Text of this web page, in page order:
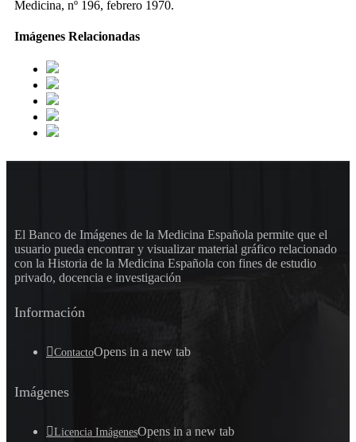
Medicina, nº 196, febrero 1970.
Imágenes Relacionadas
El Banco de Imágenes de la Medicina Española permite que el
usuario pueda encontrar y visualizar material gráfico relacionado
con la Historia de la Medicina Española con fines de estudio
privado, docencia e investigación
Información
ContactoOpens in a new tab
Imágenes
Licencia ImágenesOpens in a new tab